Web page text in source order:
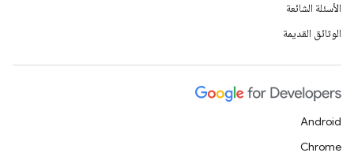
الأسئلة الشائعة
الوثائق القديمة
Android
Chrome